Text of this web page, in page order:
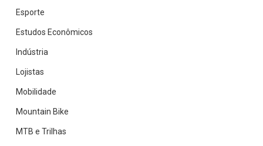
Esporte
Estudos Econômicos
Indústria
Lojistas
Mobilidade
Mountain Bike
MTB e Trilhas